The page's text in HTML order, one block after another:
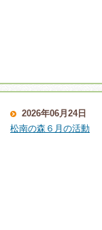
2026年06月24日
松南の森６月の活動